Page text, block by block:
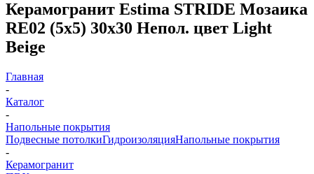
Керамогранит Estima STRIDE Мозаика
RE02 (5х5) 30x30 Непол. цвет Light
Beige
Главная
-
Каталог
-
Напольные покрытия
Подвесные потолкиГидроизоляцияНапольные покрытия
-
Керамогранит